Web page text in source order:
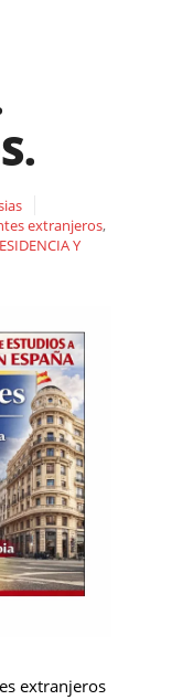
extranjeros,
Y
extranjeros